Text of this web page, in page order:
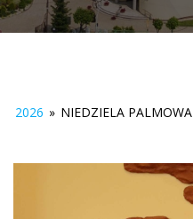
2026 » NIEDZIELA PALMOWA